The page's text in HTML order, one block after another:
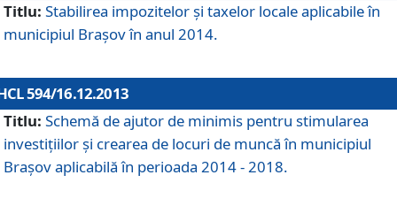
Titlu: Stabilirea impozitelor şi taxelor locale aplicabile în
municipiul Braşov în anul 2014.
594/16.12.2013
Titlu: Schemă de ajutor de minimis pentru stimularea
investiţiilor şi crearea de locuri de muncă în municipiul
Braşov aplicabilă în perioada 2014 - 2018.